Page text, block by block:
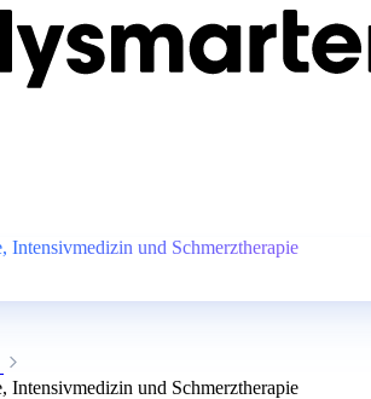
und Schmerztherapie
und Schmerztherapie